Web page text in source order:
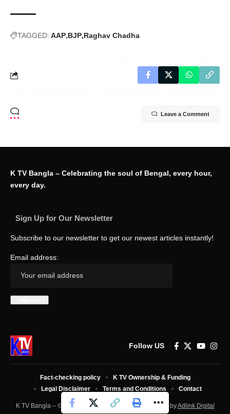
TAGGED: AAP BJP Raghav Chadha
Leave a Comment
K TV Bangla – Celebrating the soul of Bengal, every hour,
every day.
Sign Up for Our Newsletter
Subscribe to our newsletter to get our newest articles instantly!
Email address:
Follow US
K TV Bangla – © 2025 All Rights Reserved. Developed byAdlink Digital
Fact-checking policy
K TV Ownership & Funding
Legal Disclaimer
Terms and Conditions Contact